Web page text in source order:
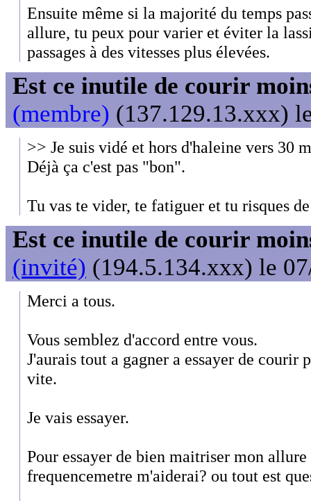
Ensuite même si la majorité du temps
allure, tu peux pour varier et éviter la
passages à des vitesses plus élevées.
Est ce inutile de courir
(membre) (137.129.13.xxx)
>> Je suis vidé et hors d'haleine vers 30
Déjà ça c'est pas "bon".
Tu vas te vider, te fatiguer et tu risques
Est ce inutile de courir
(invité) (194.5.134.xxx) le
Merci a tous.
Vous semblez d'accord entre vous.
J'aurais tout a gagner a essayer de courir
vite.
Je vais essayer.
Pour essayer de bien maitriser mon
frequencemetre m'aiderai? ou tout est